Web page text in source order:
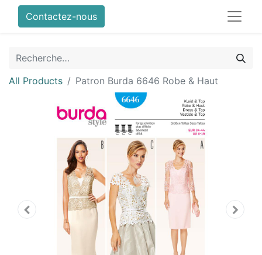
Contactez-nous
All Products Patron Burda 6646 Robe & Haut